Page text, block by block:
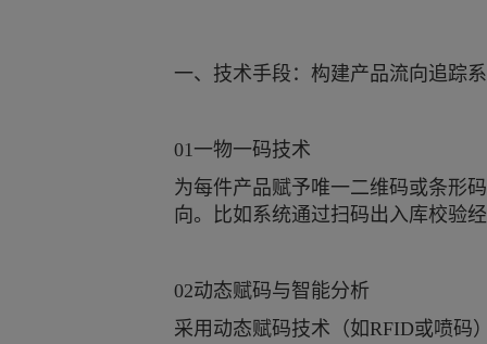
一、技术手段：构建产品流向追踪
01一物一码技术
为每件产品赋予唯一二维码或条形
向。比如系统通过扫码出入库校验
02动态赋码与智能分析
采用动态赋码技术（如RFID或喷码